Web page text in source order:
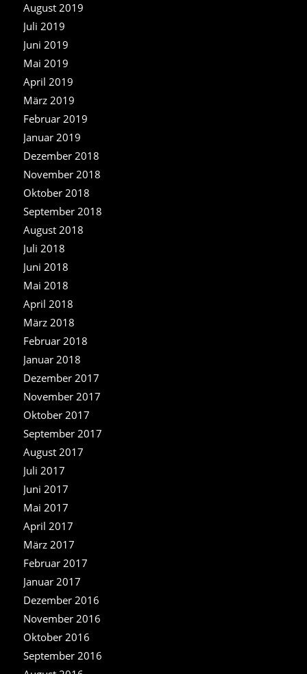
August 2019
Juli 2019
Juni 2019
Mai 2019
April 2019
März 2019
Februar 2019
Januar 2019
Dezember 2018
November 2018
Oktober 2018
September 2018
August 2018
Juli 2018
Juni 2018
Mai 2018
April 2018
März 2018
Februar 2018
Januar 2018
Dezember 2017
November 2017
Oktober 2017
September 2017
August 2017
Juli 2017
Juni 2017
Mai 2017
April 2017
März 2017
Februar 2017
Januar 2017
Dezember 2016
November 2016
Oktober 2016
September 2016